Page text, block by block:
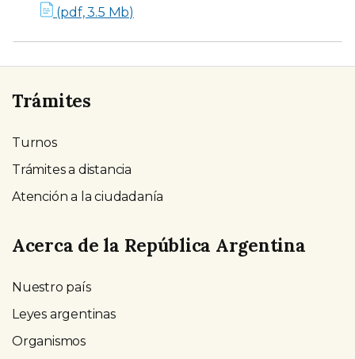
(pdf, 3.5 Mb)
Trámites
Turnos
Trámites a distancia
Atención a la ciudadanía
Acerca de la República Argentina
Nuestro país
Leyes argentinas
Organismos